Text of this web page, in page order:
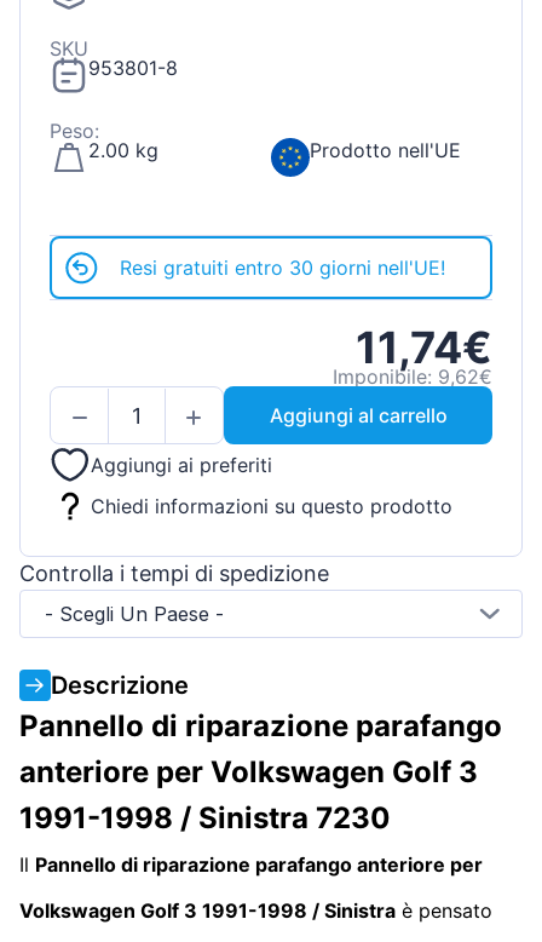
SKU
953801-8
Peso:
2.00 kg
Prodotto nell'UE
Resi gratuiti entro 30 giorni nell'UE!
11,74€
Imponibile: 9,62€
Aggiungi al carrello
Aggiungi ai preferiti
Chiedi informazioni su questo prodotto
Controlla i tempi di spedizione
- Scegli Un Paese -
Descrizione
Pannello di riparazione parafango
anteriore per Volkswagen Golf 3
1991-1998 / Sinistra 7230
Il Pannello di riparazione parafango anteriore per
Volkswagen Golf 3 1991-1998 / Sinistra è pensato